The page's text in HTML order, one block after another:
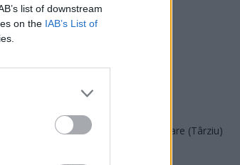
list of downstream
on the IAB’s List of
REPER
SOS (Șoșoacă)
POT (Gavrilă)
Acțiunea Conservatoare (Târziu)